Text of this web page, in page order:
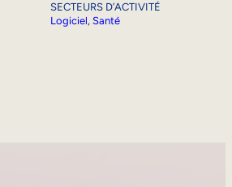
SECTEURS D’ACTIVITÉ
Logiciel, Santé